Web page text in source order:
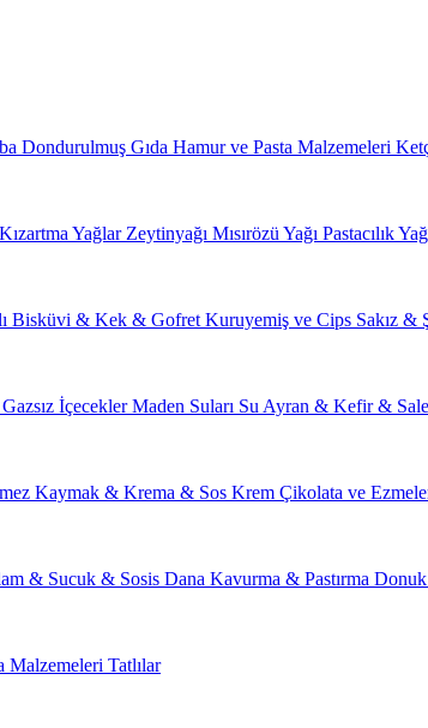
Dondurulmuş Gıda Hamur ve Pasta Malzemeleri
Kızartma Yağlar Zeytinyağı Mısırözü Yağı Pastacılık
Bisküvi & Kek & Gofret Kuruyemiş ve Cips Sakız &
Gazsız İçeceklerMaden Suları Su Ayran & Kefir &
Kaymak & Krema & Sos Krem Çikolata ve
& Sucuk & Sosis Dana Kavurma & Pastırma
Malzemeleri Tatlılar